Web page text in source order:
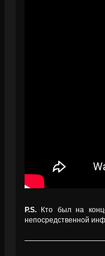
P.S. Кто был на
непосредственной